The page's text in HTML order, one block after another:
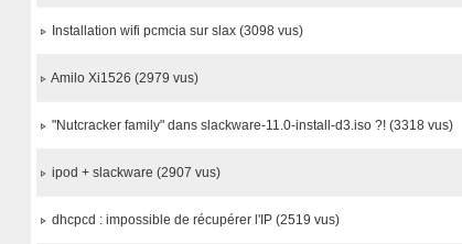
Installation wifi pcmcia sur slax (3098 vus)
Amilo Xi1526 (2979 vus)
"Nutcracker family" dans slackware-11.0-install-d3.iso ?! (3318 vus)
ipod + slackware (2907 vus)
dhcpcd : impossible de récupérer l'IP (2519 vus)